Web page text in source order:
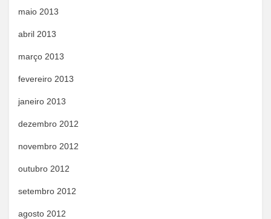
maio 2013
abril 2013
março 2013
fevereiro 2013
janeiro 2013
dezembro 2012
novembro 2012
outubro 2012
setembro 2012
agosto 2012